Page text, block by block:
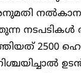
2500